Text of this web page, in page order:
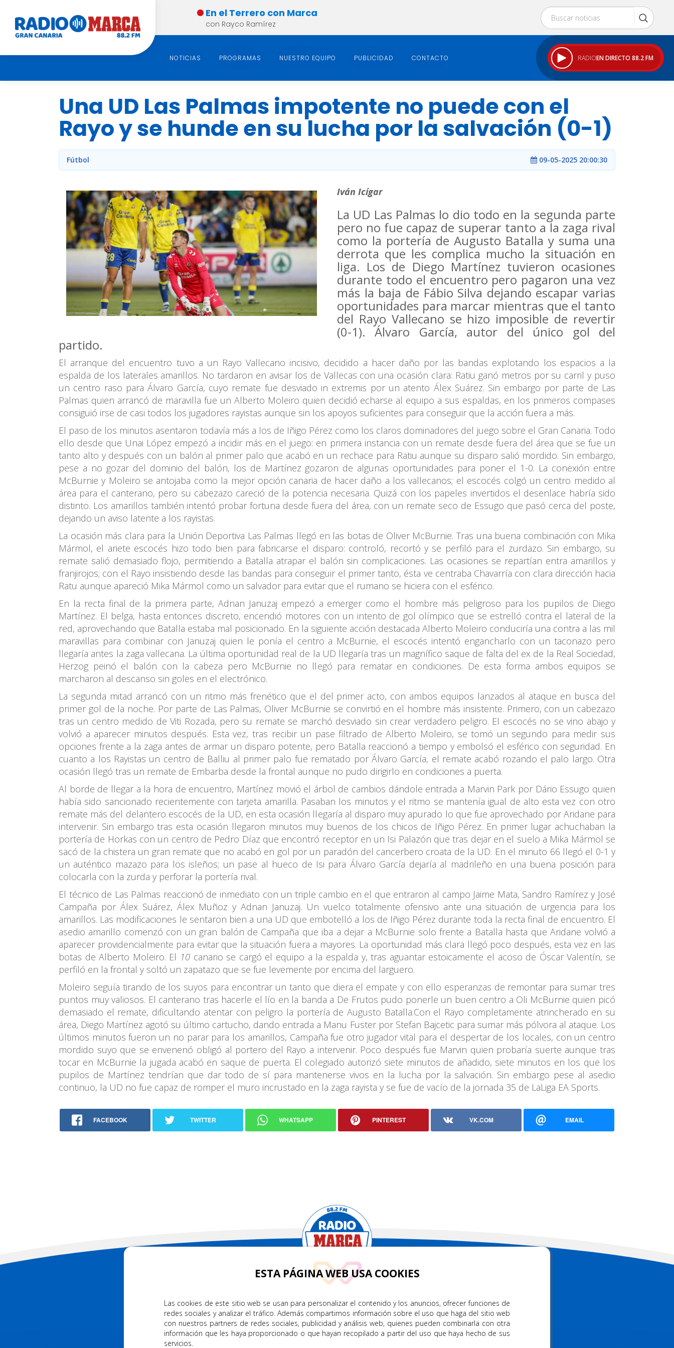
ESTA PÁGINA WEB USA COOKIES
Las cookies de este sitio web se usan para personalizar el contenido y los anuncios, ofrecer funciones de
redes sociales y analizar el tráfico. Además compartimos información sobre el uso que haga del sitio web
con nuestros partners de redes sociales, publicidad y análisis web, quienes pueden combinarla con otra
información que les haya proporcionado o que hayan recopilado a partir del uso que haya hecho de sus
servicios.
En el Terrero con Marca
con Rayco Ramírez
RADIOEN DIRECTO 88.2 FM
NOTICIAS PROGRAMAS NUESTRO EQUIPO PUBLICIDAD CONTACTO
Una UD Las Palmas impotente no puede con el
Rayo y se hunde en su lucha por la salvación (0-1)
Fútbol 09-05-2025 20:00:30
Iván Icígar
La UD Las Palmas lo dio todo en la segunda parte
pero no fue capaz de superar tanto a la zaga rival
como la portería de Augusto Batalla y suma una
derrota que les complica mucho la situación en
liga. Los de Diego Martínez tuvieron ocasiones
durante todo el encuentro pero pagaron una vez
más la baja de Fábio Silva dejando escapar varias
oportunidades para marcar mientras que el tanto
del Rayo Vallecano se hizo imposible de revertir
(0-1). Álvaro García, autor del único gol del
partido.
El arranque del encuentro tuvo a un Rayo Vallecano incisivo, decidido a hacer daño por las bandas explotando los espacios a la
espalda de los laterales amarillos. No tardaron en avisar los de Vallecas con una ocasión clara: Ratiu ganó metros por su carril y puso
un centro raso para Álvaro García, cuyo remate fue desviado in extremis por un atento Álex Suárez. Sin embargo por parte de Las
Palmas quien arrancó de maravilla fue un Alberto Moleiro quien decidió echarse al equipo a sus espaldas, en los primeros compases
consiguió irse de casi todos los jugadores rayistas aunque sin los apoyos suficientes para conseguir que la acción fuera a más.
El paso de los minutos asentaron todavía más a los de Iñigo Pérez como los claros dominadores del juego sobre el Gran Canaria. Todo
ello desde que Unai López empezó a incidir más en el juego: en primera instancia con un remate desde fuera del área que se fue un
tanto alto y después con un balón al primer palo que acabó en un rechace para Ratiu aunque su disparo salió mordido. Sin embargo,
pese a no gozar del dominio del balón, los de Martínez gozaron de algunas oportunidades para poner el 1-0. La conexión entre
McBurnie y Moleiro se antojaba como la mejor opción canaria de hacer daño a los vallecanos; el escocés colgó un centro medido al
área para el canterano, pero su cabezazo careció de la potencia necesaria. Quizá con los papeles invertidos el desenlace habría sido
distinto. Los amarillos también intentó probar fortuna desde fuera del área, con un remate seco de Essugo que pasó cerca del poste,
dejando un aviso latente a los rayistas.
La ocasión más clara para la Unión Deportiva Las Palmas llegó en las botas de Oliver McBurnie. Tras una buena combinación con Mika
Mármol, el ariete escocés hizo todo bien para fabricarse el disparo: controló, recortó y se perfiló para el zurdazo. Sin embargo, su
remate salió demasiado flojo, permitiendo a Batalla atrapar el balón sin complicaciones. Las ocasiones se repartían entra amarillos y
franjirojos; con el Rayo insistiendo desde las bandas para conseguir el primer tanto, ésta ve centraba Chavarría con clara dirección hacia
Ratu aunque apareció Mika Mármol como un salvador para evitar que el rumano se hiciera con el esférico.
En la recta final de la primera parte, Adnan Januzaj empezó a emerger como el hombre más peligroso para los pupilos de Diego
Martínez. El belga, hasta entonces discreto, encendió motores con un intento de gol olímpico que se estrelló contra el lateral de la
red, aprovechando que Batalla estaba mal posicionado. En la siguiente acción destacada Alberto Moleiro conduciría una contra a las mil
maravillas para combinar con Januzaj quien le ponía el centro a McBurnie, el escocés intentó engancharlo con un taconazo pero
llegaría antes la zaga vallecana. La última oportunidad real de la UD llegaría tras un magnífico saque de falta del ex de la Real Sociedad,
Herzog peinó el balón con la cabeza pero McBurnie no llegó para rematar en condiciones. De esta forma ambos equipos se
marcharon al descanso sin goles en el electrónico.
La segunda mitad arrancó con un ritmo más frenético que el del primer acto, con ambos equipos lanzados al ataque en busca del
primer gol de la noche. Por parte de Las Palmas, Oliver McBurnie se convirtió en el hombre más insistente. Primero, con un cabezazo
tras un centro medido de Viti Rozada, pero su remate se marchó desviado sin crear verdadero peligro. El escocés no se vino abajo y
volvió a aparecer minutos después. Esta vez, tras recibir un pase filtrado de Alberto Moleiro, se tomó un segundo para medir sus
opciones frente a la zaga antes de armar un disparo potente, pero Batalla reaccionó a tiempo y embolsó el esférico con seguridad. En
cuanto a los Rayistas un centro de Balliu al primer palo fue rematado por Álvaro García, el remate acabó rozando el palo largo. Otra
ocasión llegó tras un remate de Embarba desde la frontal aunque no pudo dirigirlo en condiciones a puerta.
Al borde de llegar a la hora de encuentro, Martínez movió el árbol de cambios dándole entrada a Marvin Park por Dário Essugo quien
había sido sancionado recientemente con tarjeta amarilla. Pasaban los minutos y el ritmo se mantenía igual de alto esta vez con otro
remate más del delantero escocés de la UD, en esta ocasión llegaría al disparo muy apurado lo que fue aprovechado por Aridane para
intervenir. Sin embargo tras esta ocasión llegaron minutos muy buenos de los chicos de Iñigo Pérez. En primer lugar achuchaban la
portería de Horkas con un centro de Pedro Díaz que encontró receptor en un Isi Palazón que tras dejar en el suelo a Mika Mármol se
sacó de la chistera un gran remate que no acabó en gol por un paradón del cancerbero croata de la UD. En el minuto 66 llegó el 0-1 y
un auténtico mazazo para los isleños; un pase al hueco de Isi para Álvaro García dejaría al madrileño en una buena posición para
colocarla con la zurda y perforar la portería rival.
El técnico de Las Palmas reaccionó de inmediato con un triple cambio en el que entraron al campo Jaime Mata, Sandro Ramírez y José
Campaña por Álex Suárez, Álex Muñoz y Adnan Januzaj. Un vuelco totalmente ofensivo ante una situación de urgencia para los
amarillos. Las modificaciones le sentaron bien a una UD que embotelló a los de Iñigo Pérez durante toda la recta final de encuentro. El
asedio amarillo comenzó con un gran balón de Campaña que iba a dejar a McBurnie solo frente a Batalla hasta que Aridane volvió a
aparecer providencialmente para evitar que la situación fuera a mayores. La oportunidad más clara llegó poco después, esta vez en las
botas de Alberto Moleiro. El 10 canario se cargó el equipo a la espalda y, tras aguantar estoicamente el acoso de Óscar Valentín, se
perfiló en la frontal y soltó un zapatazo que se fue levemente por encima del larguero.
Moleiro seguía tirando de los suyos para encontrar un tanto que diera el empate y con ello esperanzas de remontar para sumar tres
puntos muy valiosos. El canterano tras hacerle el lío en la banda a De Frutos pudo ponerle un buen centro a Oli McBurnie quien picó
demasiado el remate, dificultando atentar con peligro la portería de Augusto Batalla.Con el Rayo completamente atrincherado en su
área, Diego Martínez agotó su último cartucho, dando entrada a Manu Fuster por Stefan Bajcetic para sumar más pólvora al ataque. Los
últimos minutos fueron un no parar para los amarillos, Campaña fue otro jugador vital para el despertar de los locales, con un centro
mordido suyo que se envenenó obligó al portero del Rayo a intervenir. Poco después fue Marvin quien probaría suerte aunque tras
tocar en McBurnie la jugada acabó en saque de puerta. El colegiado autorizó siete minutos de añadido, siete minutos en los que los
pupilos de Martínez tendrían que dar todo de sí para mantenerse vivos en la lucha por la salvación. Sin embargo pese al asedio
continuo, la UD no fue capaz de romper el muro incrustado en la zaga rayista y se fue de vacío de la jornada 35 de LaLiga EA Sports.
FACEBOOK TWITTER WHATSAPP PINTEREST VK.COM EMAIL
DESCARGUE NUESTRA APP CONTÁCTENOS
info@radiomarcagrancanaria.es 928 91 48 38